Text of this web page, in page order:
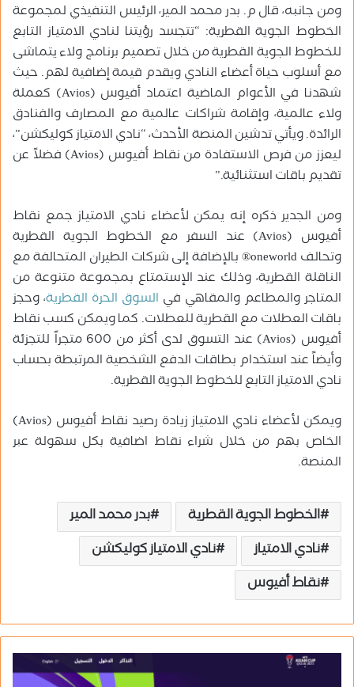
ومن جانبه، قال م. بدر محمد المير، الرئيس التنفيذي لمجموعة
الخطوط الجوية القطرية: “تتجسد رؤيتنا لنادي الامتياز التابع
للخطوط الجوية القطرية من خلال تصميم برنامج ولاء يتماشى
مع أسلوب حياة أعضاء النادي ويقدم قيمة إضافية لهم. حيث
شهدنا في الأعوام الماضية اعتماد أفيوس (Avios) كعملة
ولاء عالمية، وإقامة شراكات عالمية مع المصارف والفنادق
الرائدة. ويأتي تدشين المنصة الأحدث، “نادي الامتياز كوليكشن”،
ليعزز من فرص الاستفادة من نقاط أفيوس (Avios) فضلاً عن
تقديم باقات استثنائية.”
ومن الجدير ذكره إنه يمكن لأعضاء نادي الامتياز جمع نقاط
أفيوس (Avios) عند السفر مع الخطوط الجوية القطرية
وتحالف oneworld® بالإضافة إلى شركات الطيران المتحالفة مع
الناقلة القطرية، وذلك عند الإستمتاع بمجموعة متنوعة من
المتاجر والمطاعم والمقاهي في السوق الحرة القطرية، وحجز
باقات العطلات مع القطرية للعطلات. كما ويمكن كسب نقاط
أفيوس (Avios) عند التسوق لدى أكثر من 600 متجراً للتجزئة
وأيضاً عند استخدام بطاقات الدفع الشخصية المرتبطة بحساب
نادي الامتياز التابع للخطوط الجوية القطرية.
ويمكن لأعضاء نادي الامتياز زيادة رصيد نقاط أفيوس (Avios)
الخاص بهم من خلال شراء نقاط اضافية بكل سهولة عبر
المنصة.
الخطوط الجوية القطرية
بدر محمد المير
نادي الامتياز
نادي الامتياز كوليكشن
نقاط أفيوس